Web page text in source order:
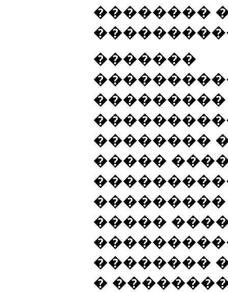
��������
�������
��������
�����
���������
�����
��������
�